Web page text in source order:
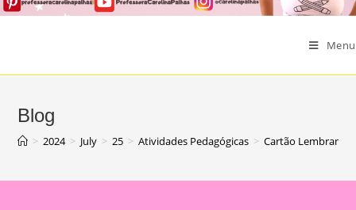
Menu
Blog
> 2024 > July > 25 > Atividades Pedagógicas > Cartão Lembrança